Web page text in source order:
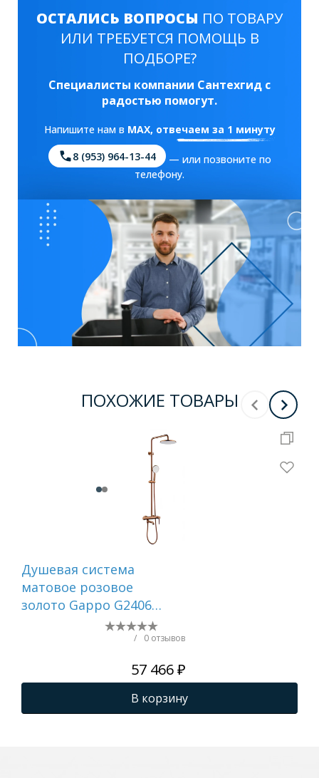
ОСТАЛИСЬ ВОПРОСЫ ПО ТОВАРУ
ИЛИ ТРЕБУЕТСЯ ПОМОЩЬ В
ПОДБОРЕ?
Специалисты компании Сантехгид с
радостью помогут.
Напишите нам в MAX, отвечаем за 1 минуту
8 (953) 964-13-44
— или позвоните по
телефону.
ПОХОЖИЕ ТОВАРЫ
Душевая система
матовое розовое
золото Gappo G2406-
/ 0 отзывов
57 466 ₽
В корзину